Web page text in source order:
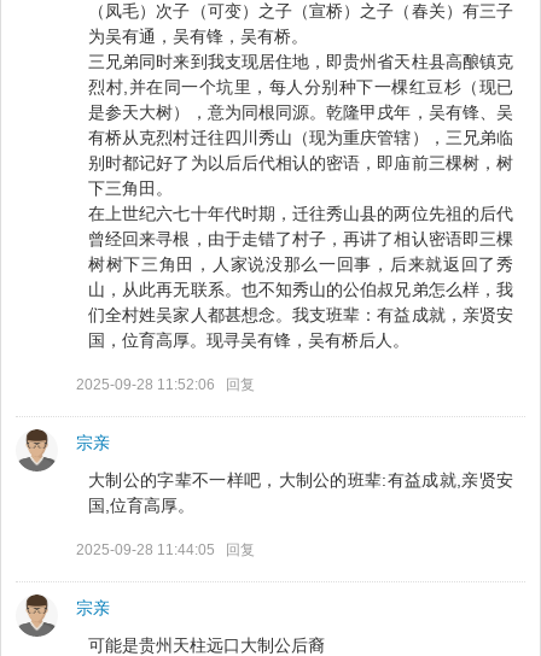
（凤毛）次子（可变）之子（宣桥）之子（春关）有三子
为吴有通，吴有锋，吴有桥。
三兄弟同时来到我支现居住地，即贵州省天柱县高酿镇克
烈村,并在同一个坑里，每人分别种下一棵红豆杉（现已
是参天大树），意为同根同源。乾隆甲戌年，吴有锋、吴
有桥从克烈村迁往四川秀山（现为重庆管辖），三兄弟临
别时都记好了为以后后代相认的密语，即庙前三棵树，树
下三角田。
在上世纪六七十年代时期，迁往秀山县的两位先祖的后代
曾经回来寻根，由于走错了村子，再讲了相认密语即三棵
树树下三角田，人家说没那么一回事，后来就返回了秀
山，从此再无联系。也不知秀山的公伯叔兄弟怎么样，我
们全村姓吴家人都甚想念。我支班辈：有益成就，亲贤安
国，位育高厚。现寻吴有锋，吴有桥后人。
2025-09-28 11:52:06 回复
宗亲
大制公的字辈不一样吧，大制公的班辈:有益成就,亲贤安
国,位育高厚。
2025-09-28 11:44:05 回复
宗亲
可能是贵州天柱远口大制公后裔